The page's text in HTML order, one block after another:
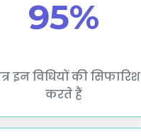
95%
इन विधियों की सिफारिश
करते हैं